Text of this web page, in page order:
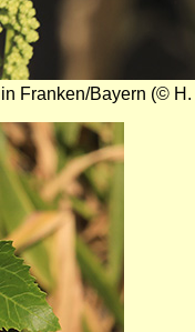
Franken/Bayern (© H.